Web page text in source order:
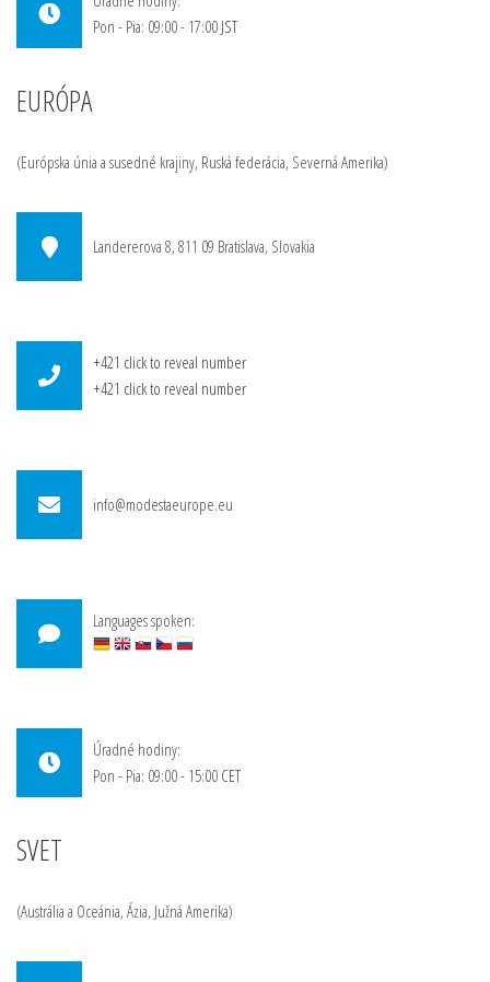
Pon - Pia: 09:00 - 17:00 JST
EURÓPA
(Európska únia a susedné krajiny, Ruská federácia, Severná Amerika)
Landererova 8, 811 09 Bratislava, Slovakia
+421 click to reveal number
+421 click to reveal number
info@modestaeurope.eu
Languages spoken:
Úradné hodiny:
Pon - Pia: 09:00 - 15:00 CET
SVET
(Austrália a Oceánia, Ázia, Južná Amerika)